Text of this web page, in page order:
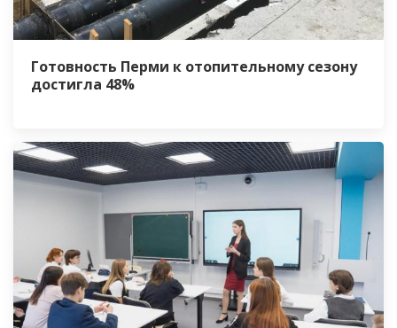
Готовность Перми к отопительному сезону
достигла 48%